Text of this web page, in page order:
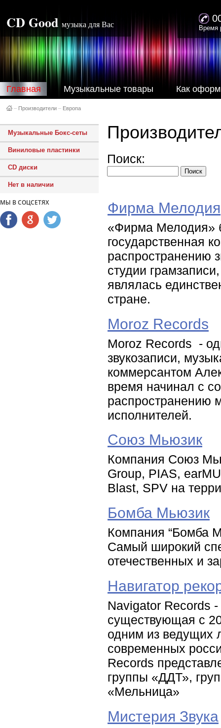
CD Good музыка для Вас Время
Главная Музыкальные товары Как
– Производители – Европа
Музыкальные Бокс-сеты
Виниловые пластинки
CD диски
Нет в наличии
МЫ В СОЦСЕТЯХ
Поиск:
Фирма Мелодия
«Фирма Мелодия»
государственная
распространению
студии
являлась
стране.
Moroz Records
Moroz Records -
звукозаписи,
коммерсантом
время начинал с
распространению
исполнителей.
Союз Мьюзик
Компания Союз
Group, PIAS,
Blast, SPV на
Бомба Мьюзик
Компания “Бомба
Самый широкий
отечественных и
Навигатор
Navigator Records
существующая с
одним из ведущих
современных
Records
группы «ДДТ»,
«Мельница»
Мистерия Звука